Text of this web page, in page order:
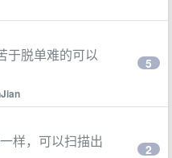
于脱单难的可以
5
样，可以扫描出
2